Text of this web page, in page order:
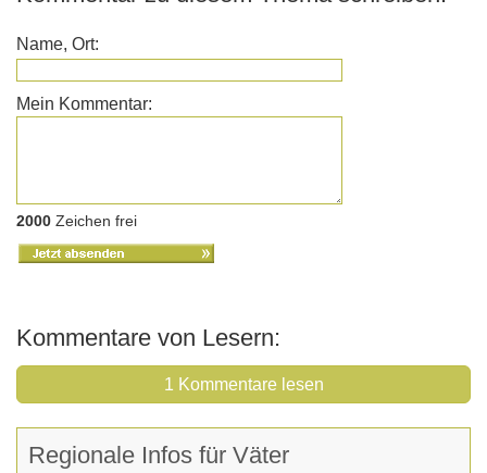
Name, Ort:
Mein Kommentar:
2000 Zeichen frei
Kommentare von Lesern:
1 Kommentare lesen
Regionale Infos für Väter